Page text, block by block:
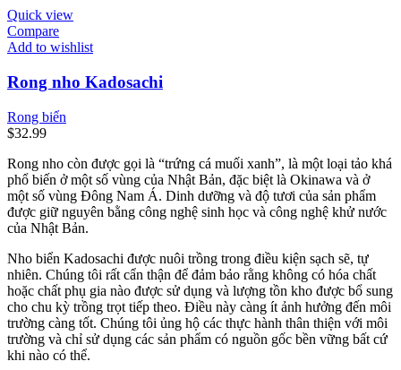
Quick view
Compare
Add to wishlist
Rong nho Kadosachi
Rong biển
$32.99
Rong nho còn được gọi là “trứng cá muối xanh”, là một loại tảo khá
phổ biến ở một số vùng của Nhật Bản, đặc biệt là Okinawa và ở
một số vùng Đông Nam Á. Dinh dưỡng và độ tươi của sản phẩm
được giữ nguyên bằng công nghệ sinh học và công nghệ khử nước
của Nhật Bản.
Nho biển Kadosachi được nuôi trồng trong điều kiện sạch sẽ, tự
nhiên. Chúng tôi rất cẩn thận để đảm bảo rằng không có hóa chất
hoặc chất phụ gia nào được sử dụng và lượng tồn kho được bổ sung
cho chu kỳ trồng trọt tiếp theo. Điều này càng ít ảnh hưởng đến môi
trường càng tốt. Chúng tôi ủng hộ các thực hành thân thiện với môi
trường và chỉ sử dụng các sản phẩm có nguồn gốc bền vững bất cứ
khi nào có thể.